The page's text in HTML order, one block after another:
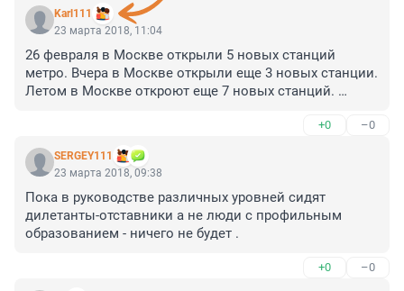
Karl111
23 марта 2018, 11:04
26 февраля в Москве открыли 5 новых станций
метро. Вчера в Москве открыли еще 3 новых станции.
Летом в Москве откроют еще 7 новых станций.
+0 –0
SERGEY111
23 марта 2018, 09:38
Пока в руководстве различных уровней сидят
дилетанты-отставники а не люди с профильным
образованием - ничего не будет .
+0 –0